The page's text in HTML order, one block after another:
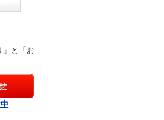
」と「お